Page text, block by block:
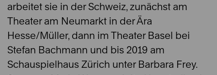
arbeitet sie in der Schweiz, zunächst am
Theater am Neumarkt in der Ära
Hesse/Müller, dann im Theater Basel bei
Stefan Bachmann und bis 2019 am
Schauspielhaus Zürich unter Barbara Frey.